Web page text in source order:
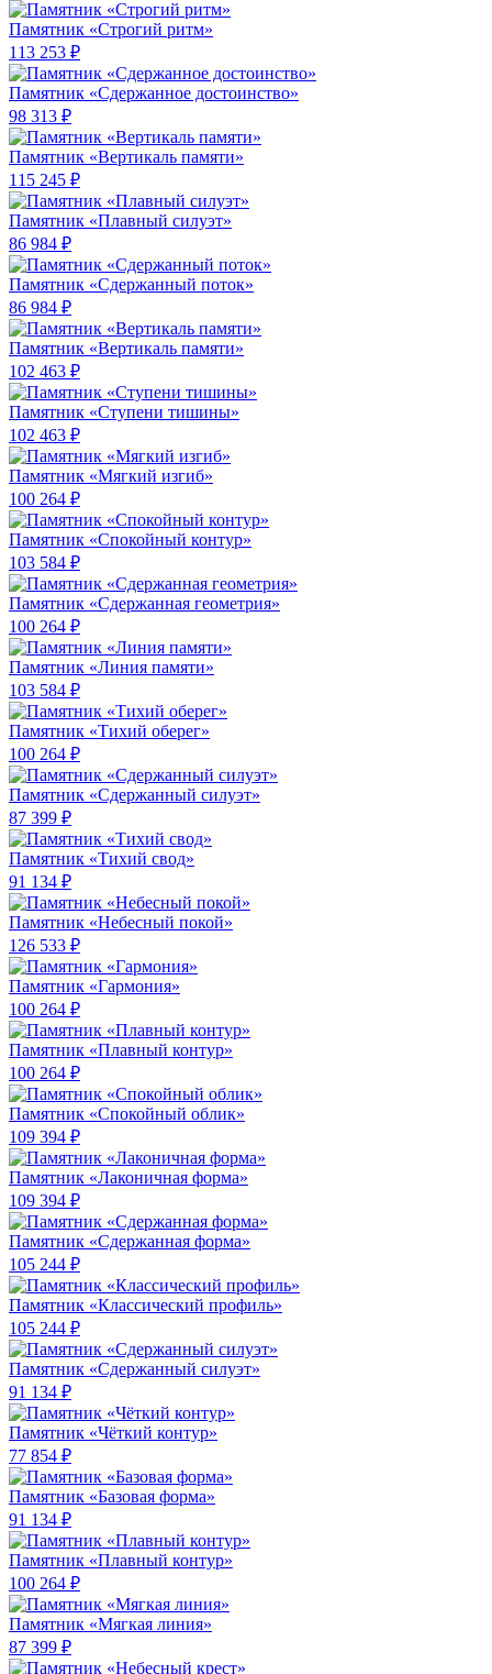
Памятник «Строгий ритм»
113 253 ₽
Памятник «Сдержанное достоинство»
98 313 ₽
Памятник «Вертикаль памяти»
115 245 ₽
Памятник «Плавный силуэт»
86 984 ₽
Памятник «Сдержанный поток»
86 984 ₽
Памятник «Вертикаль памяти»
102 463 ₽
Памятник «Ступени тишины»
102 463 ₽
Памятник «Мягкий изгиб»
100 264 ₽
Памятник «Спокойный контур»
103 584 ₽
Памятник «Сдержанная геометрия»
100 264 ₽
Памятник «Линия памяти»
103 584 ₽
Памятник «Тихий оберег»
100 264 ₽
Памятник «Сдержанный силуэт»
87 399 ₽
Памятник «Тихий свод»
91 134 ₽
Памятник «Небесный покой»
126 533 ₽
Памятник «Гармония»
100 264 ₽
Памятник «Плавный контур»
100 264 ₽
Памятник «Спокойный облик»
109 394 ₽
Памятник «Лаконичная форма»
109 394 ₽
Памятник «Сдержанная форма»
105 244 ₽
Памятник «Классический профиль»
105 244 ₽
Памятник «Сдержанный силуэт»
91 134 ₽
Памятник «Чёткий контур»
77 854 ₽
Памятник «Базовая форма»
91 134 ₽
Памятник «Плавный контур»
100 264 ₽
Памятник «Мягкая линия»
87 399 ₽